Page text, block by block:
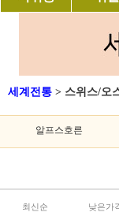
세계전통 > 스위스/오
알프스호른
최신순 낮은가